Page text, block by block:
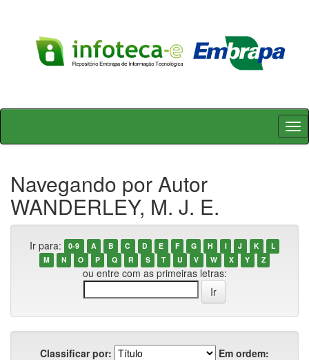
Skip
Navegando por Autor
WANDERLEY, M. J. E.
Ir para: 0-9 A B C D E F G H I J K
L
M
N O P Q R S T U V W X Y Z
ou entre com as primeiras letras:
Classificar por:
Em ordem: